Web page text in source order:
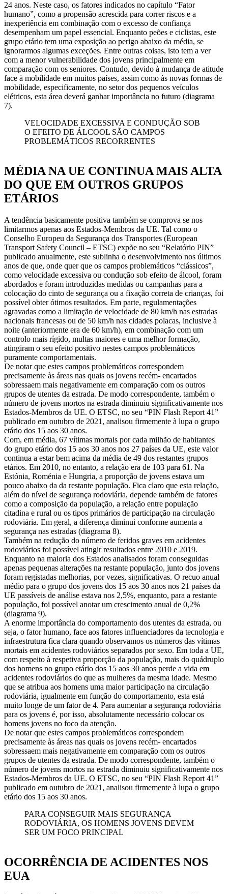
24 anos. Neste caso, os fatores indicados no capítulo “Fator
humano”, como a propensão acrescida para correr riscos e a
inexperiência em combinação com o excesso de confiança
desempenham um papel essencial. Enquanto peões e ciclistas, este
grupo etário tem uma exposição ao perigo abaixo da média, se
ignorarmos algumas exceções. Entre outras coisas, isto tem a ver
com a menor vulnerabilidade dos jovens principalmente em
comparação com os seniores. Contudo, devido à mudança de atitude
face à mobilidade em muitos países, assim como às novas formas de
mobilidade, especificamente, no setor dos pequenos veículos
elétricos, esta área deverá ganhar importância no futuro (diagrama
7).
VELOCIDADE EXCESSIVA E CONDUÇÃO SOB
O EFEITO DE ÁLCOOL SÃO CAMPOS
PROBLEMÁTICOS RECORRENTES
MÉDIA NA UE CONTINUA MAIS ALTA
DO QUE EM OUTROS GRUPOS
ETÁRIOS
A tendência basicamente positiva também se comprova se nos
limitarmos apenas aos Estados-Membros da UE. Tal como o
Conselho Europeu da Segurança dos Transportes (European
Transport Safety Council – ETSC) expõe no seu “Relatório PIN”
publicado anualmente, este sublinha o desenvolvimento nos últimos
anos de que, onde quer que os campos problemáticos “clássicos”,
como velocidade excessiva ou condução sob efeito de álcool, foram
abordados e foram introduzidas medidas ou campanhas para a
colocação do cinto de segurança ou a fixação correta de crianças, foi
possível obter ótimos resultados. Em parte, regulamentações
agravadas como a limitação de velocidade de 80 km/h nas estradas
nacionais francesas ou de 50 km/h nas cidades polacas, inclusive à
noite (anteriormente era de 60 km/h), em combinação com um
controlo mais rígido, multas maiores e uma melhor formação,
atingiram o seu efeito positivo nestes campos problemáticos
puramente comportamentais.
De notar que estes campos problemáticos correspondem
precisamente às áreas nas quais os jovens recém- encartados
sobressaem mais negativamente em comparação com os outros
grupos de utentes da estrada. De modo correspondente, também o
número de jovens mortos na estrada diminuiu significativamente nos
Estados-Membros da UE. O ETSC, no seu “PIN Flash Report 41”
publicado em outubro de 2021, analisou firmemente à lupa o grupo
etário dos 15 aos 30 anos.
Com, em média, 67 vítimas mortais por cada milhão de habitantes
do grupo etário dos 15 aos 30 anos nos 27 países da UE, este valor
continua a estar bem acima da média de 49 dos restantes grupos
etários. Em 2010, no entanto, a relação era de 103 para 61. Na
Estónia, Roménia e Hungria, a proporção de jovens estava um
pouco abaixo da da restante população. Fica claro que esta relação,
além do nível de segurança rodoviária, depende também de fatores
como a composição da população, a relação entre população
citadina e rural ou os tipos primários de participação na circulação
rodoviária. Em geral, a diferença diminui conforme aumenta a
segurança nas estradas (diagrama 8).
Também na redução do número de feridos graves em acidentes
rodoviários foi possível atingir resultados entre 2010 e 2019.
Enquanto na maioria dos Estados analisados foram conseguidas
apenas pequenas alterações na restante população, junto dos jovens
foram registadas melhorias, por vezes, significativas. O recuo anual
médio para o grupo dos jovens dos 15 aos 30 anos nos 21 países da
UE passíveis de análise estava nos 2,5%, enquanto, para a restante
população, foi possível anotar um crescimento anual de 0,2%
(diagrama 9).
A enorme importância do comportamento dos utentes da estrada, ou
seja, o fator humano, face aos fatores influenciadores da tecnologia e
infraestrutura fica clara quando observamos os números das vítimas
mortais em acidentes rodoviários separados por sexo. Em toda a UE,
com respeito à respetiva proporção da população, mais do quádruplo
dos homens no grupo etário dos 15 aos 30 anos perde a vida em
acidentes rodoviários do que as mulheres da mesma idade. Mesmo
que se atribua aos homens uma maior participação na circulação
rodoviária, igualmente em função do comportamento, esta está
muito longe de um fator de 4. Para aumentar a segurança rodoviária
para os jovens é, por isso, absolutamente necessário colocar os
homens jovens no foco da atenção.
De notar que estes campos problemáticos correspondem
precisamente às áreas nas quais os jovens recém- encartados
sobressaem mais negativamente em comparação com os outros
grupos de utentes da estrada. De modo correspondente, também o
número de jovens mortos na estrada diminuiu significativamente nos
Estados-Membros da UE. O ETSC, no seu “PIN Flash Report 41”
publicado em outubro de 2021, analisou firmemente à lupa o grupo
etário dos 15 aos 30 anos.
PARA CONSEGUIR MAIS SEGURANÇA
RODOVIÁRIA, OS HOMENS JOVENS DEVEM
SER UM FOCO PRINCIPAL
OCORRÊNCIA DE ACIDENTES NOS
EUA